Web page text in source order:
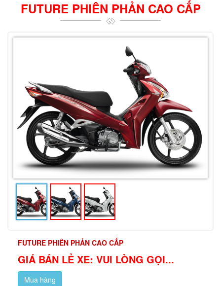
FUTURE PHIÊN PHẢN CAO CẤP
FUTURE PHIÊN PHẢN CAO CẤP
GIÁ BÁN LẺ XE: VUI LÒNG GỌI...
Mua hàng